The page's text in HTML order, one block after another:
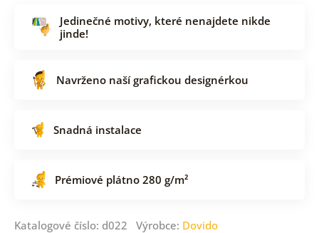
Jedinečné motivy, které nenajdete nikde
jinde!
Navrženo naší grafickou designérkou
Snadná instalace
Prémiové plátno 280 g/m²
Katalogové číslo: d022 Výrobce: Dovido